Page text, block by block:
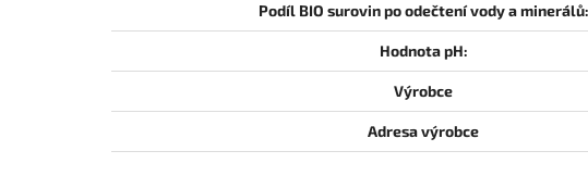
Podíl BIO surovin po odečtení vody a minerálů:
Hodnota pH:
Výrobce
Adresa výrobce